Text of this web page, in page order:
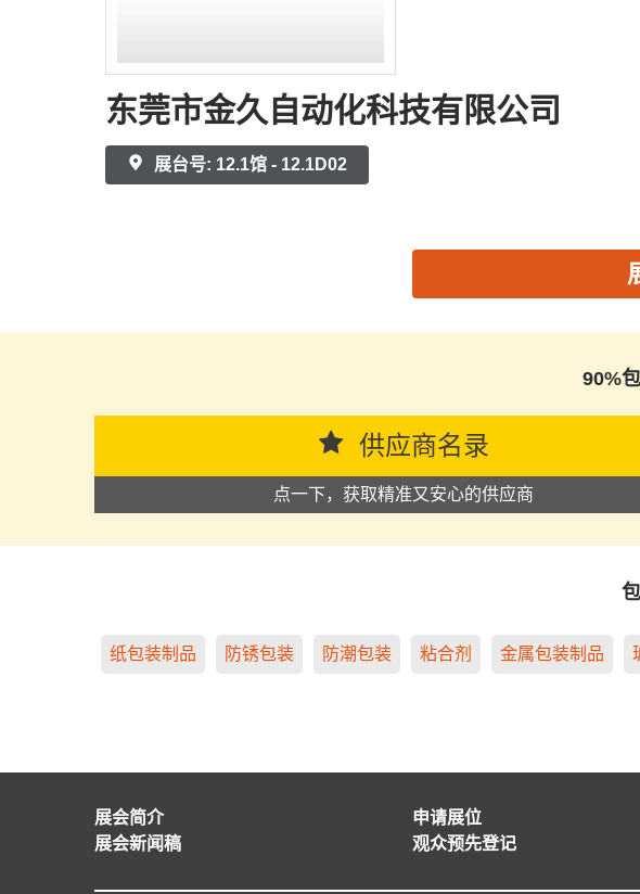
东莞市金久自动化科技有限公司
展台号: 12.1馆 - 12.1D02
90%
供应商名录
点一下，获取精准又安心的供应商
纸包装制品 防锈包装 防潮包装 粘合剂 金属包装制品
展会简介
展会新闻稿
申请展位
观众预先登记